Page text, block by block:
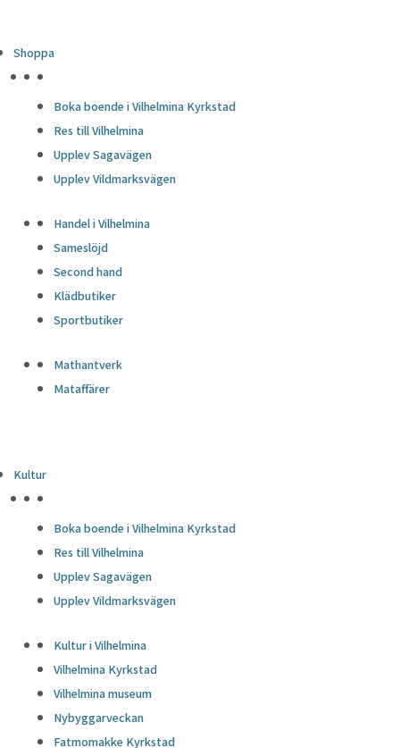
Shoppa
Boka boende i Vilhelmina Kyrkstad
Res till Vilhelmina
Upplev Sagavägen
Upplev Vildmarksvägen
Handel i Vilhelmina
Sameslöjd
Second hand
Klädbutiker
Sportbutiker
Mathantverk
Mataffärer
Kultur
Boka boende i Vilhelmina Kyrkstad
Res till Vilhelmina
Upplev Sagavägen
Upplev Vildmarksvägen
Kultur i Vilhelmina
Vilhelmina Kyrkstad
Vilhelmina museum
Nybyggarveckan
Fatmomakke Kyrkstad